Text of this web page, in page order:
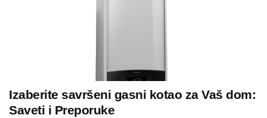
Izaberite savršeni gasni kotao za Vaš dom:
Saveti i Preporuke